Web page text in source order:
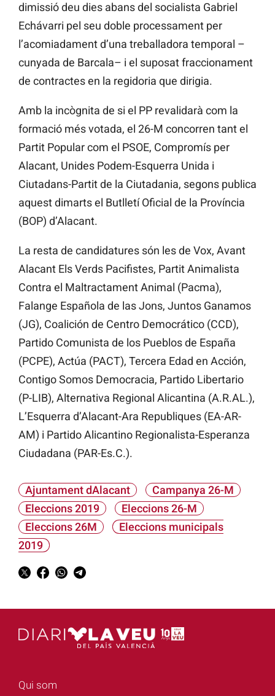
dimissió deu dies abans del socialista Gabriel
Echávarri pel seu doble processament per
l’acomiadament d’una treballadora temporal –
cunyada de Barcala– i el suposat fraccionament
de contractes en la regidoria que dirigia.
Amb la incògnita de si el PP revalidarà com la
formació més votada, el 26-M concorren tant el
Partit Popular com el PSOE, Compromís per
Alacant, Unides Podem-Esquerra Unida i
Ciutadans-Partit de la Ciutadania, segons publica
aquest dimarts el Butlletí Oficial de la Província
(BOP) d’Alacant.
La resta de candidatures són les de Vox, Avant
Alacant Els Verds Pacifistes, Partit Animalista
Contra el Maltractament Animal (Pacma),
Falange Española de las Jons, Juntos Ganamos
(JG), Coalición de Centro Democrático (CCD),
Partido Comunista de los Pueblosde España
(PCPE), Actúa (PACT), Tercera Edad en Acción,
ContigoSomos Democracia, Partido Libertario
(P-LIB), Alternativa Regional Alicantina (A.R.AL.),
L’Esquerra d’Alacant-Ara Republiques (EA-AR-
AM) i PartidoAlicantino Regionalista-Esperanza
Ciudadana (PAR-Es.C.).
Ajuntament dAlacant
Campanya 26-M
Eleccions 2019
Eleccions 26-M
Eleccions 26M
Eleccions municipals
2019
Qui som